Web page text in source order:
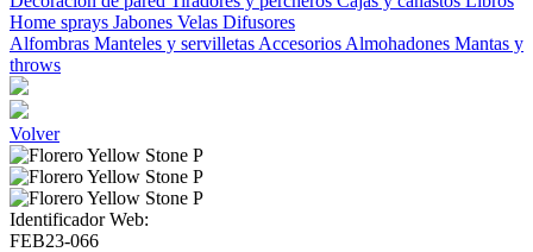
Home sprays Jabones Velas Difusores
Alfombras Manteles y servilletas Accesorios Almohadones Mantas y
throws
Volver
Identificador Web:
FEB23-066